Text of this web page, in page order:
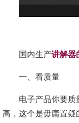
国内生产讲解器
一、看质量
电子产品你要质
高，这个是毋庸置